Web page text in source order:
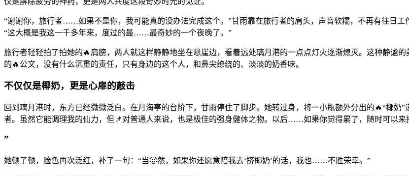
“谢谢你，旅行者……如果不是你，我可能真的没办法完成这个。”甘雨靠在旅行者的肩头，声音软糯，不再有往日工
“这大概是我这一千多年来，度过的最……最奇妙的一个夜晚了。”
旅行者轻轻拍了拍她的🔥肩膀，两人就这样静静地坐在悬崖边，看着远处璃月港的一点点灯火逐渐熄灭。这种静
的🔥公文，没有什么沉重的责任，只有身边的这个人，和鼻尖缭绕的、淡淡的奶香味。
不仅仅是椰奶，更是心扉的敲击
回到璃月港时，东方已经微微泛白。在月海亭的台阶下，甘雨停住了脚步。她转过身，将一小瓶额外分出的🔥“椰奶
者。虽然它能调理我的仙力，但📌对普通人来说，也是极佳的强身健体之物。以后……如果你觉得累了，随时可以来
”
她顿了顿，脸色再次泛红，补了一句：“当🙂然，如果你还愿意陪我去‘挤椰奶’的话，我也……不胜荣幸。”